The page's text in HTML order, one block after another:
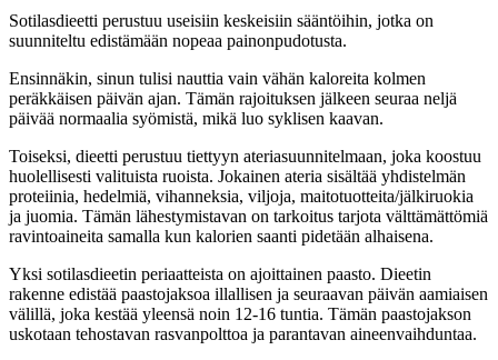
Sotilasdieetti perustuu useisiin keskeisiin sääntöihin, jotka on
suunniteltu edistämään nopeaa painonpudotusta.
Ensinnäkin, sinun tulisi nauttia vain vähän kaloreita kolmen
peräkkäisen päivän ajan. Tämän rajoituksen jälkeen seuraa neljä
päivää normaalia syömistä, mikä luo syklisen kaavan.
Toiseksi, dieetti perustuu tiettyyn ateriasuunnitelmaan, joka koostuu
huolellisesti valituista ruoista. Jokainen ateria sisältää yhdistelmän
proteiinia, hedelmiä, vihanneksia, viljoja, maitotuotteita/jälkiruokia
ja juomia. Tämän lähestymistavan on tarkoitus tarjota välttämättömiä
ravintoaineita samalla kun kalorien saanti pidetään alhaisena.
Yksi sotilasdieetin periaatteista on ajoittainen paasto. Dieetin
rakenne edistää paastojaksoa illallisen ja seuraavan päivän aamiaisen
välillä, joka kestää yleensä noin 12-16 tuntia. Tämän paastojakson
uskotaan tehostavan rasvanpolttoa ja parantavan aineenvaihduntaa.